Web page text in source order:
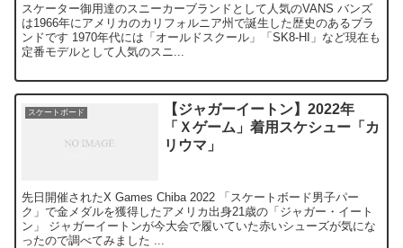
スケーター御用達のスニーカーブランドとして人気のVANS バンズ
は1966年にアメリカのカリフォルニア州で誕生した歴史のあるブラ
ンドです 1970年代には「オールドスクール」「SK8-HI」など現在も
定番モデルとして人気のスニ...
スケートボード
【ジャガーイートン】2022年
「Ｘゲーム」着用スケシュー「カ
リウマ」
先日開催されたX Games Chiba 2022 「スケートボード男子パー
ク」で金メダルを獲得したアメリカ出身21歳の「ジャガー・イート
ン」 ジャガーイートンが今大会で履いていた赤いシューズが気にな
ったので調べてみました ...